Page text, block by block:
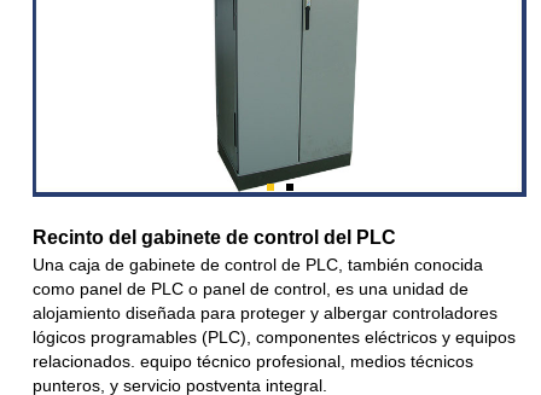
Recinto del gabinete de control del PLC
Una caja de gabinete de control de PLC, también conocida
como panel de PLC o panel de control, es una unidad de
alojamiento diseñada para proteger y albergar controladores
lógicos programables (PLC), componentes eléctricos y equipos
relacionados. equipo técnico profesional, medios técnicos
punteros, y servicio postventa integral.